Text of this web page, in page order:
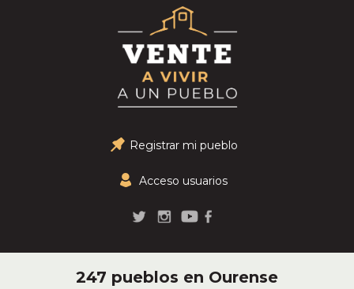
Registrar mi pueblo
Acceso usuarios
247 pueblos en Ourense